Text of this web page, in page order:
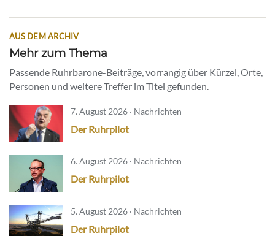
AUS DEM ARCHIV
Mehr zum Thema
Passende Ruhrbarone-Beiträge, vorrangig über Kürzel, Orte,
Personen und weitere Treffer im Titel gefunden.
7. August 2026 · Nachrichten
Der Ruhrpilot
6. August 2026 · Nachrichten
Der Ruhrpilot
5. August 2026 · Nachrichten
Der Ruhrpilot